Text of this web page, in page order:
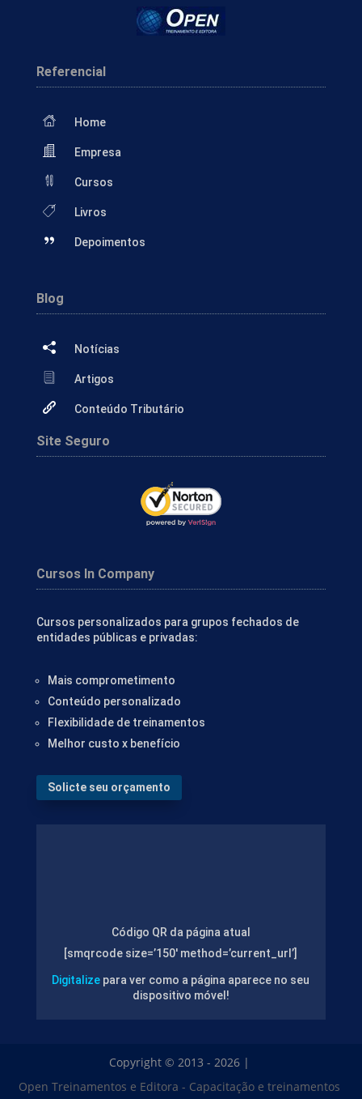
Referencial
Home
Empresa
Cursos
Livros
Depoimentos
Blog
Notícias
Artigos
Conteúdo Tributário
Site Seguro
Cursos In Company
Cursos personalizados para grupos fechados de
entidades públicas e privadas:
Mais comprometimento
Conteúdo personalizado
Flexibilidade de treinamentos
Melhor custo x benefício
Solicte seu orçamento
Código QR da página atual
[smqrcode size=’150′ method=’current_url’]
Digitalize para ver como a página aparece no seu
dispositivo móvel!
Copyright © 2013 - 2026 |
Open Treinamentos e Editora - Capacitação e treinamentos